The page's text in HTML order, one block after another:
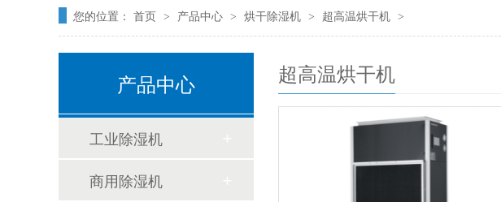
您的位置： 首页 > 产品中心 > 烘干除湿机 > 超高温烘干机 >
超高温烘干机
产品中心
工业除湿机
商用除湿机